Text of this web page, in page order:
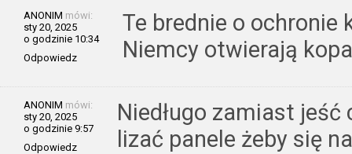
ANONIM mówi:
sty 20, 2025
o godzinie 10:34
Odpowiedz
Te brednie o
Niemcy otwierają
ANONIM mówi:
sty 20, 2025
o godzinie 9:57
Odpowiedz
Niedługo zamiast
lizać panele żeby się